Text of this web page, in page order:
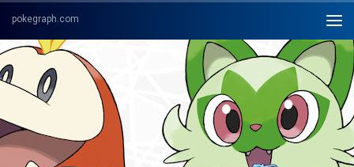
Skip to content